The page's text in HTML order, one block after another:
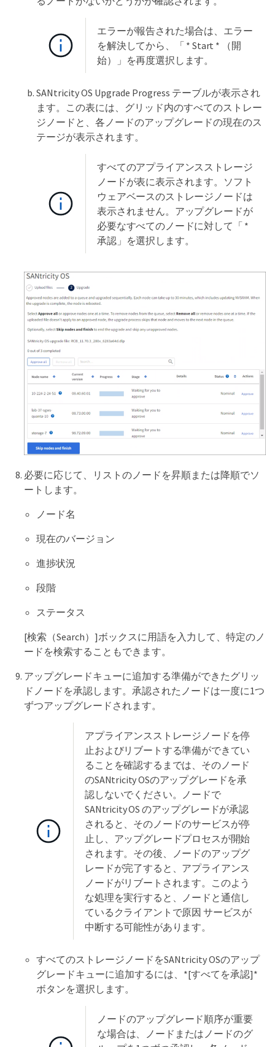
エラーが報告された場合は、エラー
を解決してから、「 * Start * （開
始）」を再度選択します。
SANtricity OS Upgrade Progress テーブルが表示され
ます。この表には、グリッド内のすべてのストレー
ジノードと、各ノードのアップグレードの現在のス
テージが表示されます。
すべてのアプライアンスストレージ
ノードが表に表示されます。ソフト
ウェアベースのストレージノードは
表示されません。アップグレードが
必要なすべてのノードに対して「 *
承認」を選択します。
必要に応じて、リストのノードを昇順または降順でソ
ートします。
ノード名
現在のバージョン
進捗状況
段階
ステータス
[検索（Search）]ボックスに用語を入力して、特定のノ
ードを検索することもできます。
アップグレードキューに追加する準備ができたグリッ
ドノードを承認します。承認されたノードは一度に1つ
ずつアップグレードされます。
アプライアンスストレージノードを停
止およびリブートする準備ができてい
ることを確認するまでは、そのノード
のSANtricity OSのアップグレードを承
認しないでください。ノードで
SANtricity OS のアップグレードが承認
されると、そのノードのサービスが停
止し、アップグレードプロセスが開始
されます。その後、ノードのアップグ
レードが完了すると、アプライアンス
ノードがリブートされます。このよう
な処理を実行すると、ノードと通信し
ているクライアントで原因 サービスが
中断する可能性があります。
すべてのストレージノードをSANtricity OSのアップ
グレードキューに追加するには、*[すべてを承認]*
ボタンを選択します。
ノードのアップグレード順序が重要
な場合は、ノードまたはノードのグ